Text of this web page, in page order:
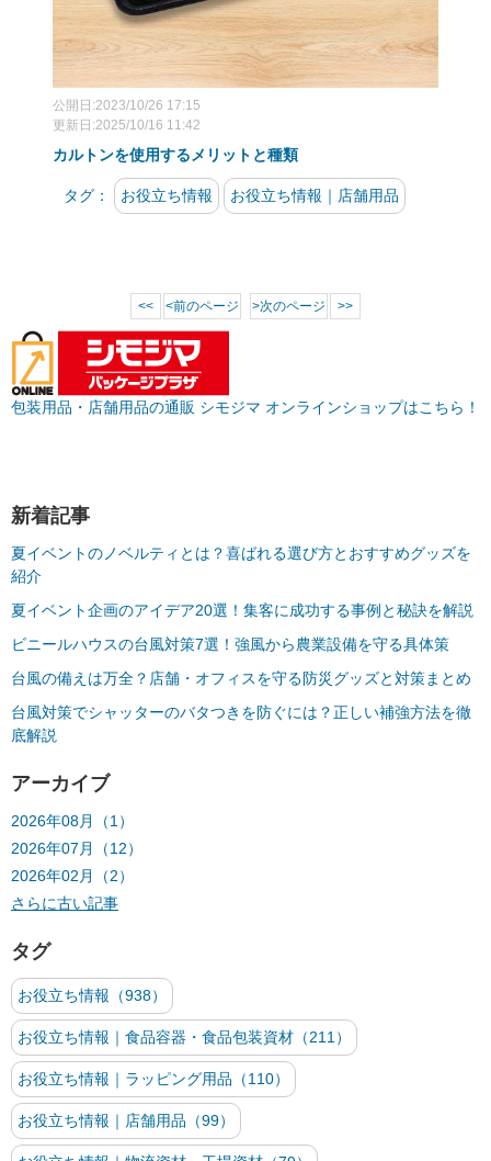
公開日:2023/10/26 17:15
更新日:2025/10/16 11:42
カルトンを使用するメリットと種類
タグ： お役立ち情報 お役立ち情報｜店舗用品
<< 前のページ 次のページ >>
包装用品・店舗用品の通販 シモジマ オンラインショップはこちら！
新着記事
夏イベントのノベルティとは？喜ばれる選び方とおすすめグッズを
紹介
夏イベント企画のアイデア20選！集客に成功する事例と秘訣を解説
ビニールハウスの台風対策7選！強風から農業設備を守る具体策
台風の備えは万全？店舗・オフィスを守る防災グッズと対策まとめ
台風対策でシャッターのバタつきを防ぐには？正しい補強方法を徹
底解説
アーカイブ
2026年08月（1）
2026年07月（12）
2026年02月（2）
さらに古い記事
タグ
お役立ち情報（938）
お役立ち情報｜食品容器・食品包装資材（211）
お役立ち情報｜ラッピング用品（110）
お役立ち情報｜店舗用品（99）